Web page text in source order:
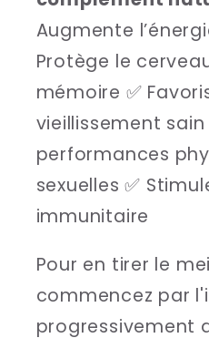
Augmente
Protège le
mémoire ✅
vieillissement sain
performances
sexuelles ✅
immunitaire
Pour en tirer le
commencez par
progressivement